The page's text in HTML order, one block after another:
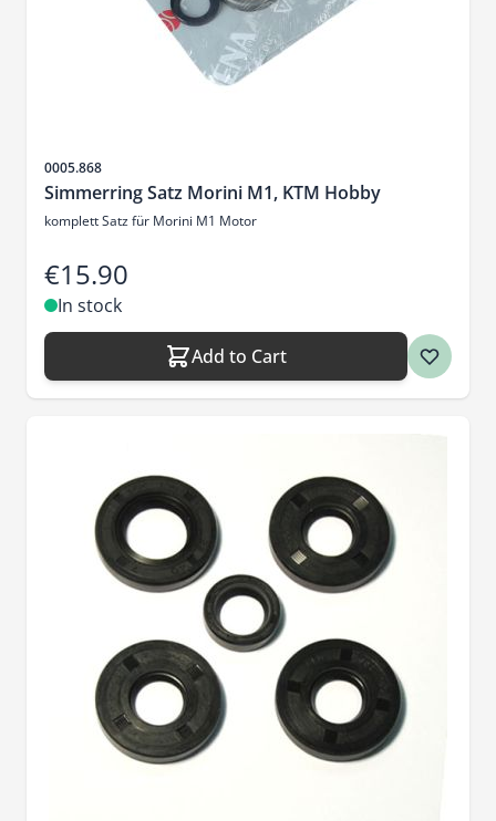
Sku
0005.868
Simmerring Satz Morini M1, KTM Hobby
komplett Satz für Morini M1 Motor
€15.90
In stock
Add to Cart